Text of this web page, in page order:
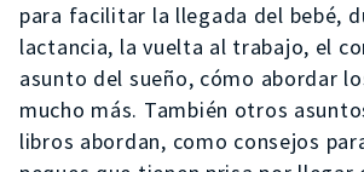
para facilitar la llegada del bebé,
lactancia, la vuelta al trabajo, el
asunto del sueño, cómo abordar
mucho más. También otros
libros abordan, como consejos